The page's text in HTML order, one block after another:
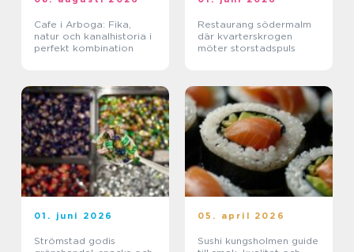
Cafe i Arboga: Fika,
natur och kanalhistoria i
perfekt kombination
Restaurang södermalm
där kvarterskrogen
möter storstadspuls
01. juni 2026
Strömstad godis
05. april 2026
Sushi kungsholmen guide